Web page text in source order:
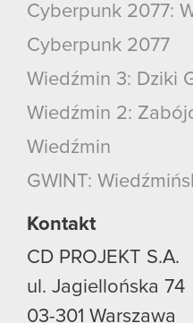
Cyberpunk 2077:
Cyberpunk 2077
Wiedźmin 3: Dziki
Wiedźmin 2:
Wiedźmin
GWINT:
Kontakt
CD PROJEKT S.A.
ul. Jagiellońska 74
03-301 Warszawa